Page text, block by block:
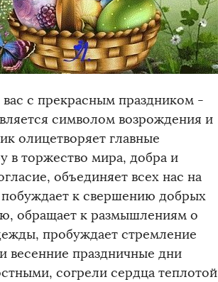
с прекрасным праздником -
символом возрождения и
олицетворяет главные
в торжество мира, добра и
объединяет всех нас на
к свершению добрых
обращает к размышлениям о
пробуждает стремление
весенние праздничные дни
согрели сердца теплотой